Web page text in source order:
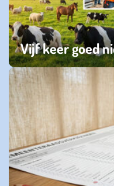
Vijf keer goed
maandag 06 april 2026